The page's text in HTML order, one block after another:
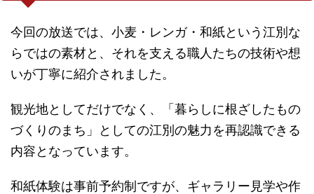
今回の放送では、小麦・レンガ・和紙という江別な
らではの素材と、それを支える職人たちの技術や想
いが丁寧に紹介されました。
観光地としてだけでなく、「暮らしに根ざしたもの
づくりのまち」としての江別の魅力を再認識できる
内容となっています。
和紙体験は事前予約制ですが、ギャラリー見学や作